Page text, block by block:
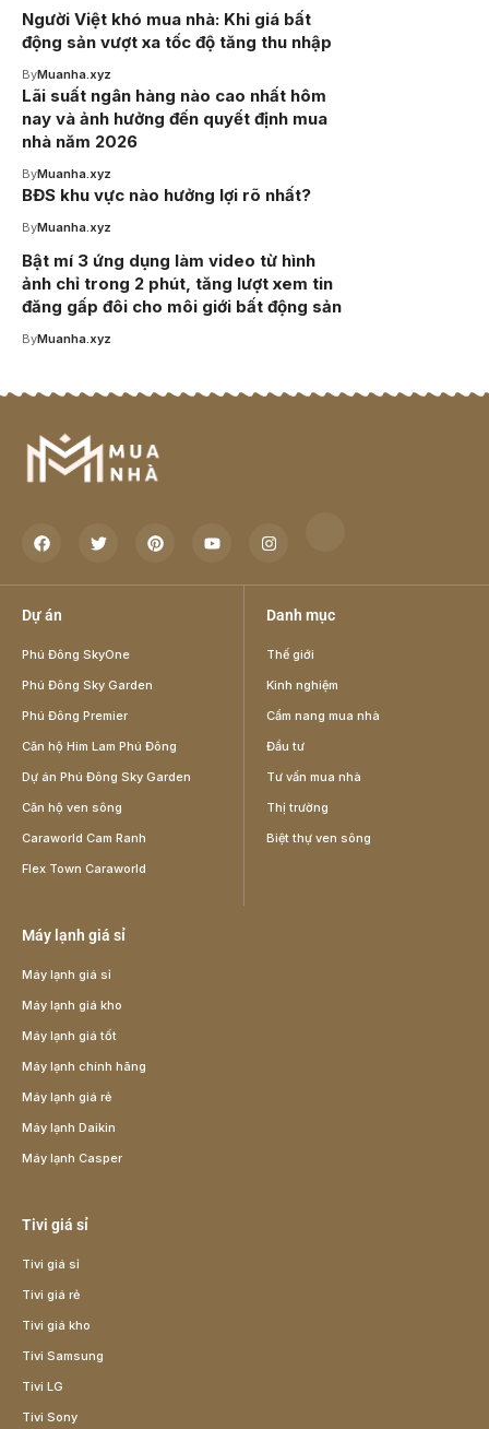
Người Việt khó mua nhà: Khi giá bất
động sản vượt xa tốc độ tăng thu nhập
ByMuanha.xyz
Lãi suất ngân hàng nào cao nhất hôm
nay và ảnh hưởng đến quyết định mua
nhà năm 2026
ByMuanha.xyz
BĐS khu vực nào hưởng lợi rõ nhất?
ByMuanha.xyz
Bật mí 3 ứng dụng làm video từ hình
ảnh chỉ trong 2 phút, tăng lượt xem tin
đăng gấp đôi cho môi giới bất động sản
ByMuanha.xyz
Dự án
Phú Đông SkyOne
Phú Đông Sky Garden
Phú Đông Premier
Căn hộ Him Lam Phú Đông
Dự án Phú Đông Sky Garden
Căn hộ ven sông
Caraworld Cam Ranh
Flex Town Caraworld
Danh mục
Thế giới
Kinh nghiệm
Cẩm nang mua nhà
Đầu tư
Tư vấn mua nhà
Thị trường
Biệt thự ven sông
Máy lạnh giá sỉ
Máy lạnh giá sỉ
Máy lạnh giá kho
Máy lạnh giá tốt
Máy lạnh chính hãng
Máy lạnh giá rẻ
Máy lạnh Daikin
Máy lạnh Casper
Tivi giá sỉ
Tivi giá sỉ
Tivi giá rẻ
Tivi giá kho
Tivi Samsung
Tivi LG
Tivi Sony